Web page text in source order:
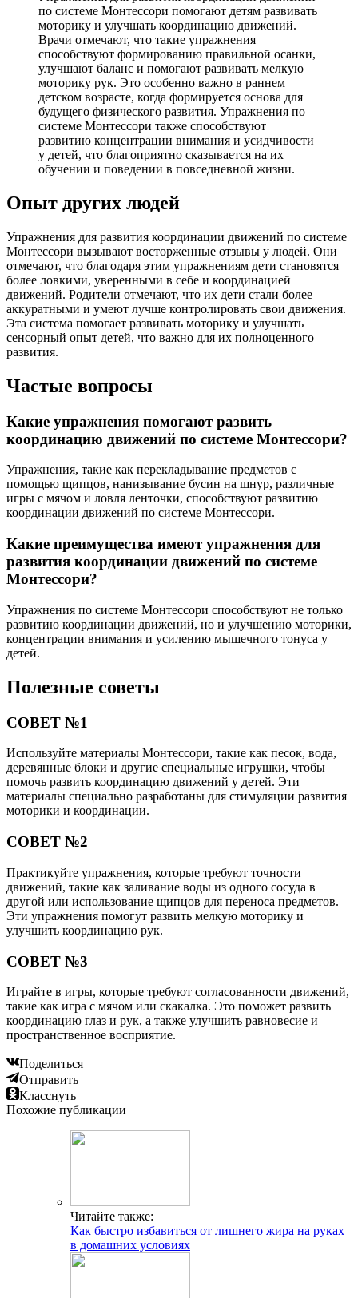
по системе Монтессори помогают детям развивать
моторику и улучшать координацию движений.
Врачи отмечают, что такие упражнения
способствуют формированию правильной осанки,
улучшают баланс и помогают развивать мелкую
моторику рук. Это особенно важно в раннем
детском возрасте, когда формируется основа для
будущего физического развития. Упражнения по
системе Монтессори также способствуют
развитию концентрации внимания и усидчивости
у детей, что благоприятно сказывается на их
обучении и поведении в повседневной жизни.
Опыт других людей
Упражнения для развития координации движений по системе
Монтессори вызывают восторженные отзывы у людей. Они
отмечают, что благодаря этим упражнениям дети становятся
более ловкими, уверенными в себе и координацией
движений. Родители отмечают, что их дети стали более
аккуратными и умеют лучше контролировать свои движения.
Эта система помогает развивать моторику и улучшать
сенсорный опыт детей, что важно для их полноценного
развития.
Частые вопросы
Какие упражнения помогают развить
координацию движений по системе Монтессори?
Упражнения, такие как перекладывание предметов с
помощью щипцов, нанизывание бусин на шнур, различные
игры с мячом и ловля ленточки, способствуют развитию
координации движений по системе Монтессори.
Какие преимущества имеют упражнения для
развития координации движений по системе
Монтессори?
Упражнения по системе Монтессори способствуют не только
развитию координации движений, но и улучшению моторики,
концентрации внимания и усилению мышечного тонуса у
детей.
Полезные советы
СОВЕТ №1
Используйте материалы Монтессори, такие как песок, вода,
деревянные блоки и другие специальные игрушки, чтобы
помочь развить координацию движений у детей. Эти
материалы специально разработаны для стимуляции развития
моторики и координации.
СОВЕТ №2
Практикуйте упражнения, которые требуют точности
движений, такие как заливание воды из одного сосуда в
другой или использование щипцов для переноса предметов.
Эти упражнения помогут развить мелкую моторику и
улучшить координацию рук.
СОВЕТ №3
Играйте в игры, которые требуют согласованности движений,
такие как игра с мячом или скакалка. Это поможет развить
координацию глаз и рук, а также улучшить равновесие и
пространственное восприятие.
Поделиться
Отправить
Класснуть
Похожие публикации
Читайте также:
Как быстро избавиться от лишнего жира на руках
в домашних условиях